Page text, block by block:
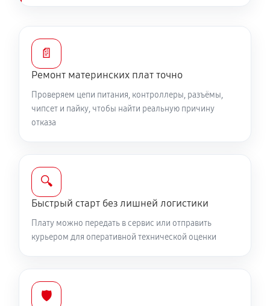
📄
Ремонт материнских плат точно
Проверяем цепи питания, контроллеры, разъёмы,
чипсет и пайку, чтобы найти реальную причину
отказа
🔍
Быстрый старт без лишней логистики
Плату можно передать в сервис или отправить
курьером для оперативной технической оценки
🛡️